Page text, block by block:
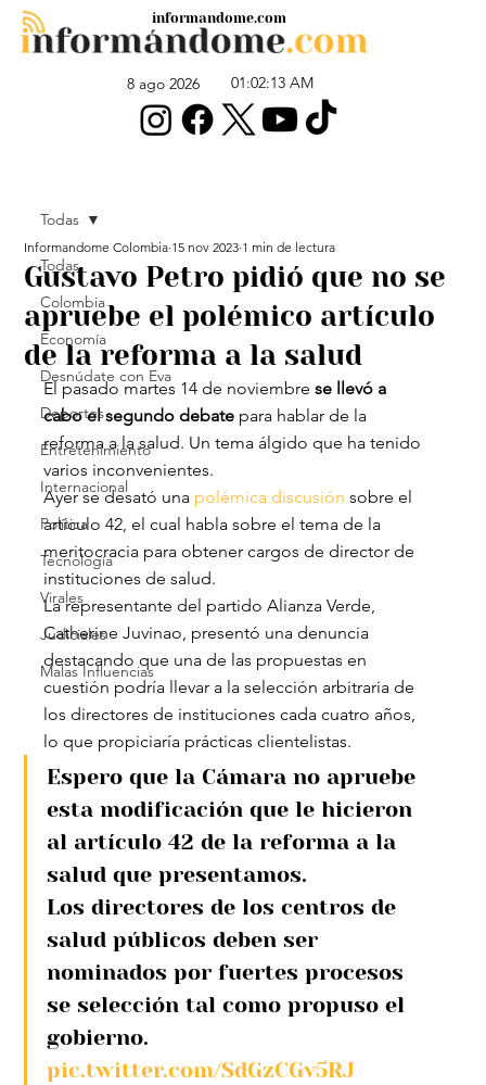
8 ago 2026 01:02:13 AM
informandome.com
Todas
Colombia
Economía
Desnúdate con Eva
Deportes
Entretenimiento
Internacional
Política
Tecnología
Virales
Judiciales
Malas Influencias
Todas
Gustavo Petro pidió que no se
apruebe el polémico artículo
de la reforma a la salud
Informandome Colombia 15 nov 2023 1 min de lectura
El pasado martes 14 de noviembre se llevó a
cabo el segundo debate para hablar de la
reforma a la salud. Un tema álgido que ha tenido
varios inconvenientes.
Ayer se desató una polémica discusión sobre el
artículo 42, el cual habla sobre el tema de la
meritocracia para obtener cargos de director de
instituciones de salud.
La representante del partido Alianza Verde,
Catherine Juvinao, presentó una denuncia
destacando que una de las propuestas en
cuestión podría llevar a la selección arbitraria de
los directores de instituciones cada cuatro años,
lo que propiciaría prácticas clientelistas.
Espero que la Cámara no apruebe
esta modificación que le hicieron
al artículo 42 de la reforma a la
salud que presentamos.
Los directores de los centros de
salud públicos deben ser
nominados por fuertes procesos
se selección tal como propuso el
gobierno.
pic.twitter.com/SdGzCGv5RJ